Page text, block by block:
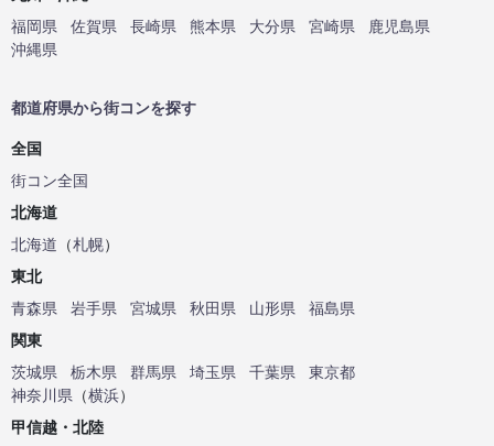
福岡県
佐賀県 長崎県 熊本県 大分県 宮崎県
鹿児島県
沖縄県
都道府県から街コンを探す
全国
街コン全国
北海道
北海道 （札幌）
東北
青森県
岩手県 宮城県 秋田県 山形県
福島県
関東
茨城県
栃木県 群馬県 埼玉県 千葉県
東京都
神奈川県 （横浜）
甲信越・北陸